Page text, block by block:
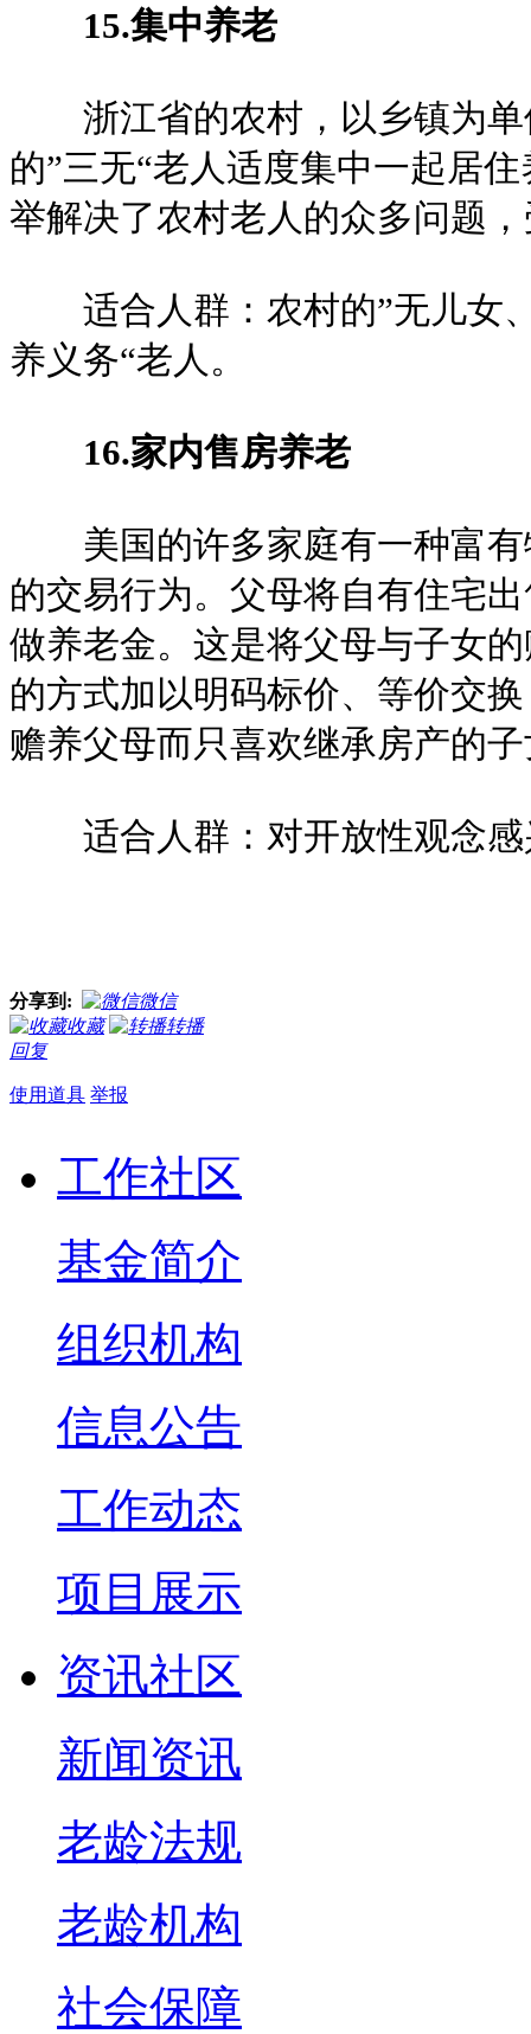
15.集中养老
浙江省的农村，以乡镇为单
的”三无“老人适度集中一起居
举解决了农村老人的众多问题
适合人群：农村的”无儿女
养义务“老人。
16.家内售房养老
美国的许多家庭有一种富有
的交易行为。父母将自有住宅
做养老金。这是将父母与子女
的方式加以明码标价、等价交
赡养父母而只喜欢继承房产的
适合人群：对开放性观念感
分享到:
微信
收藏
转播
回复
使用道具 举报
工作社区
基金简介
组织机构
信息公告
工作动态
项目展示
资讯社区
新闻资讯
老龄法规
老龄机构
社会保障